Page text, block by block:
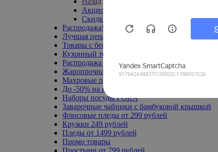
Акционные товары
Скидка 20% по промокоду
Распродажа! Ульяновск до -70%
Лучшая цена
Товары с бесплатной доставкой
Кухонный текстиль
Распродажа до -50%
Жаропрочная посуда
Махровые полотенца
До -50% на ковры
Наборы посуды FORA
Заварочные чайники с бамбуковой крышкой
Флисовые пледы от 299 рублей
Кружки 249 рублей
Пледы от 1499 рублей
Промо товары
Простыни от 799 рублей